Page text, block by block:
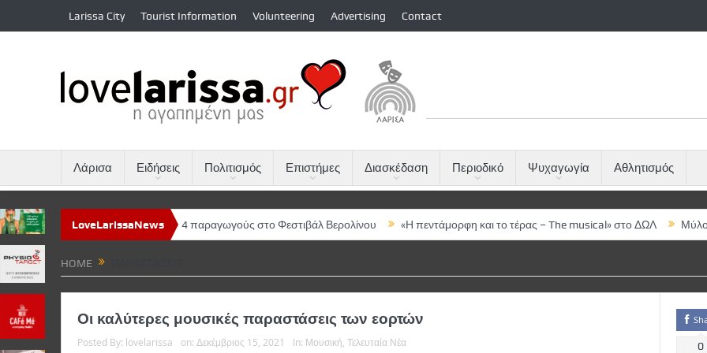
Larissa City Tourist Information Volunteering Advertising Contact
Λάρισα Ειδήσεις Πολιτισμός Επιστήμες Διασκέδαση Περιοδικό Ψυχαγωγία Αθλητισμός
LoveLarissaNews
ΦΚΘ παρουσιάζει 4 παραγωγούς στο Φεστιβάλ Βερολίνου «Η πεντάμορφη και το τέρας – The musical» στο ΔΩΛ Μύλος του Παππά:
HOME
Οι καλύτερες μουσικές παραστάσεις των εορτών
Posted By: lovelarissa on: Δεκέμβριος 15, 2021 In: Μουσική Τελευταία Νέα 0